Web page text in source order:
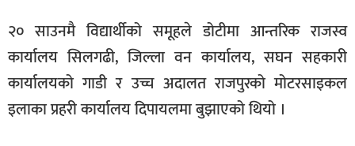
२० साउनमै विद्यार्थीको समूहले डोटीमा आन्तरिक राजस्व
कार्यालय सिलगढी, जिल्ला वन कार्यालय, सघन सहकारी
कार्यालयको गाडी र उच्च अदालत राजपुरको मोटरसाइकल
इलाका प्रहरी कार्यालय दिपायलमा बुझाएको थियो ।